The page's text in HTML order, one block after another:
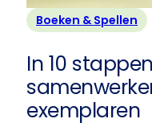
Boeken & Spellen
In 10
exemplaren